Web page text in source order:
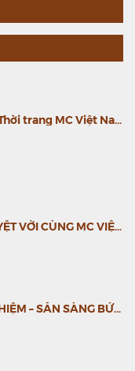
Công ty Cổ phần Thời trang MC Việt Nam (MC Fashion) tổ chức Gala mừng sinh nhật lần thứ 9
TRẢI NGHIỆM TUYỆT VỜI CÙNG MC VIỆT NAM
DU LỊCH TRẢI NGHIỆM – SẴN SÀNG BỨT PHÁ CÙNG MC VIỆT NAM